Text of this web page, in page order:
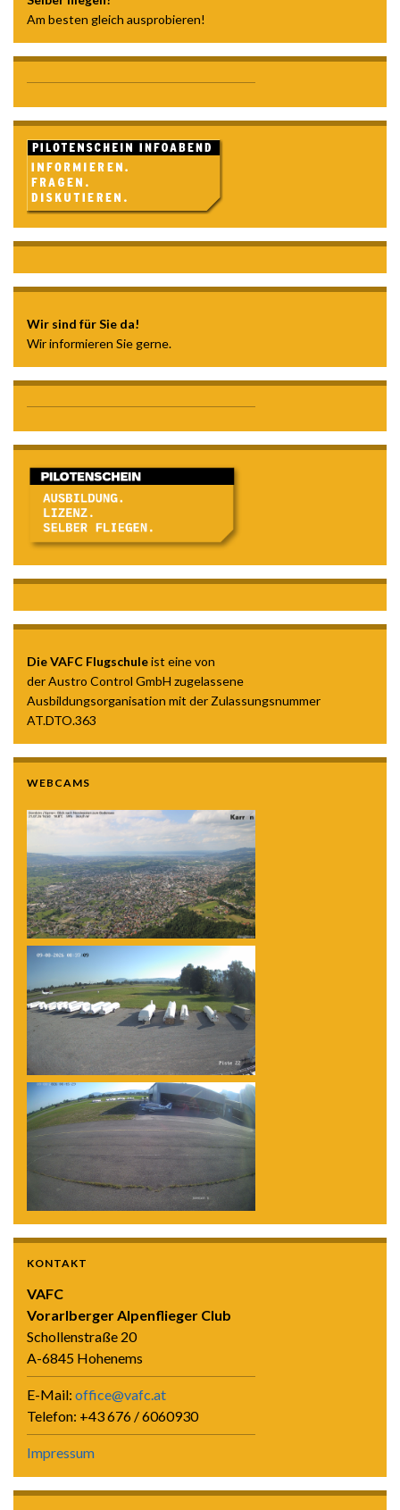
Am besten gleich ausprobieren!
Wir sind für Sie da!
Wir informieren Sie gerne.
Die VAFC Flugschuleist eine von
der Austro Control GmbH zugelassene
Ausbildungsorganisation mit der Zulassungsnummer
AT.DTO.363
WEBCAMS
KONTAKT
VAFC
Vorarlberger Alpenflieger Club
Schollenstraße 20
A-6845 Hohenems
E-Mail: office@vafc.at
Telefon: +43 676 / 6060930
Impressum